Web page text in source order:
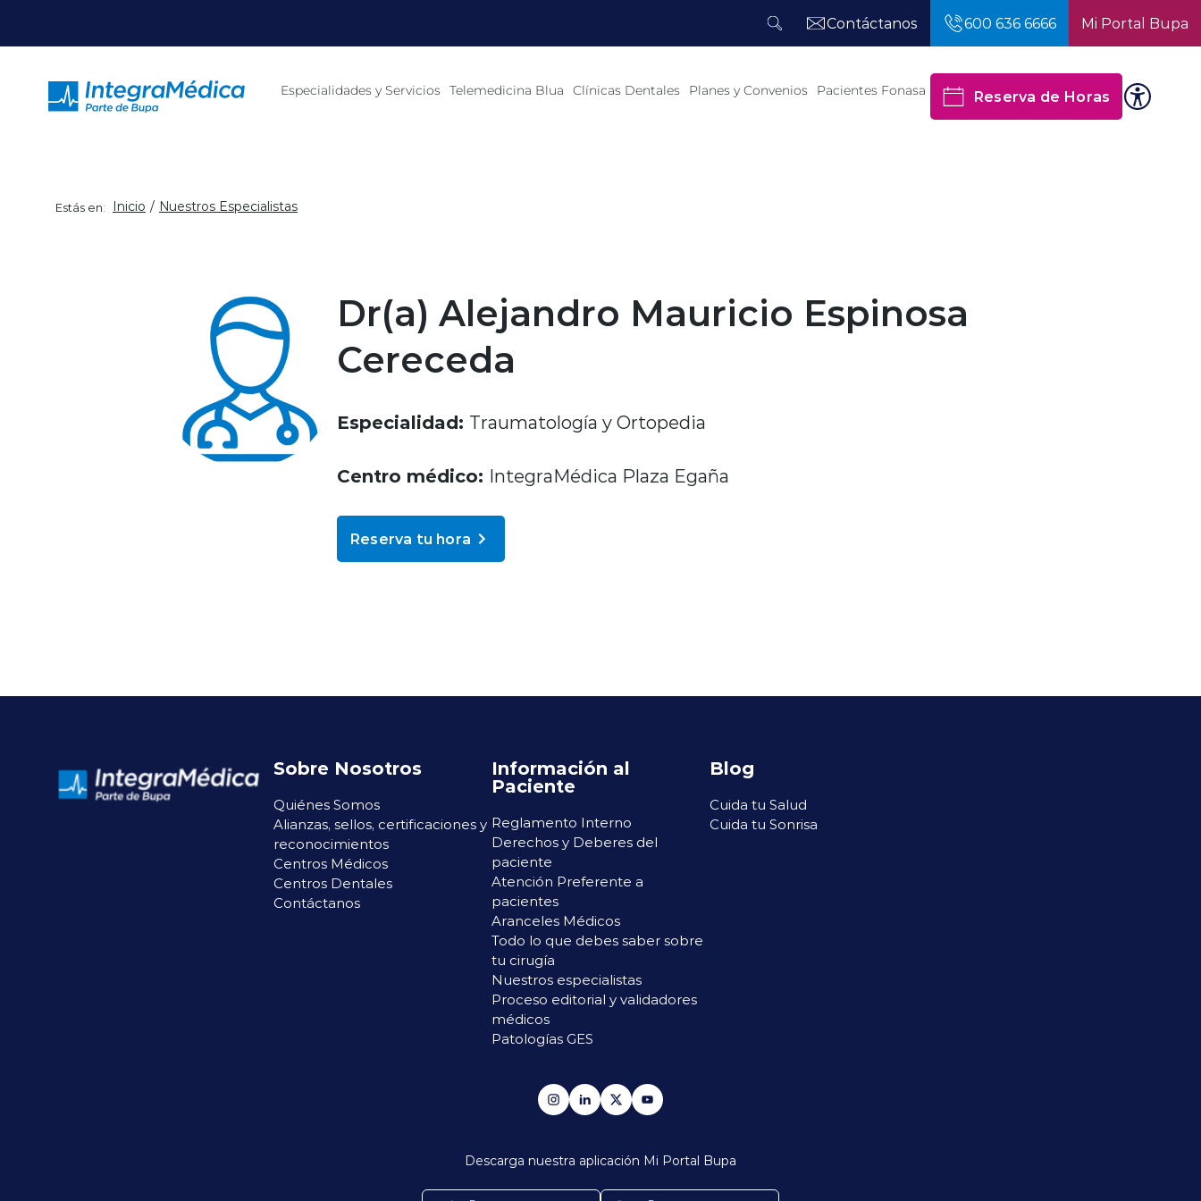
Contáctanos
600 636 6666 Mi Portal Bupa
Especialidades y Servicios Telemedicina Blua Clínicas Dentales Planes y Convenios Pacientes Fonasa Reserva de Horas
Estás en: Inicio Nuestros Especialistas
Dr(a) Alejandro Mauricio Espinosa
Cereceda
Especialidad: Traumatología y Ortopedia
Centro médico: IntegraMédica Plaza Egaña
Reserva tu hora
Sobre Nosotros
Quiénes Somos
Alianzas, sellos, certificaciones y
reconocimientos
Centros Médicos
Centros Dentales
Contáctanos
Información al
Paciente
Reglamento Interno
Derechos y Deberes del
paciente
Atención Preferente a
pacientes
Aranceles Médicos
Todo lo que debes saber sobre
tu cirugía
Nuestros especialistas
Proceso editorial y validadores
médicos
Patologías GES
Blog
Cuida tu Salud
Cuida tu Sonrisa
Descarga nuestra aplicación Mi Portal Bupa